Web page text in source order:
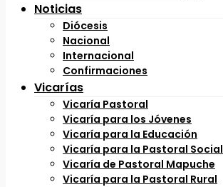
Noticias
Diócesis
Nacional
Internacional
Confirmaciones
Vicarías
Vicaría Pastoral
Vicaría para los Jóvenes
Vicaría para la Educación
Vicaría para la Pastoral Social
Vicaría de Pastoral Mapuche
Vicaría para la Pastoral Rural